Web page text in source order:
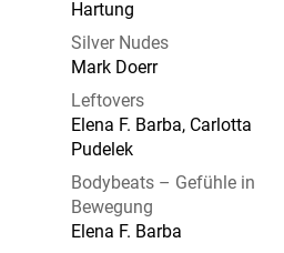
Hartung
Silver Nudes
Mark Doerr
Leftovers
Elena F. Barba, Carlotta
Pudelek
Bodybeats – Gefühle in
Bewegung
Elena F. Barba